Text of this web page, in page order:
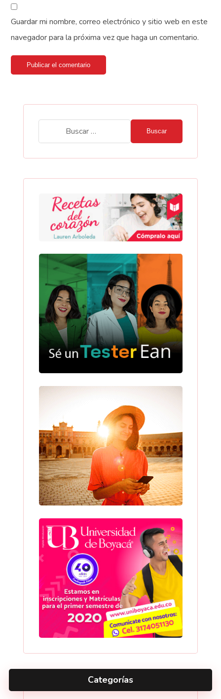
Guardar mi nombre, correo electrónico y sitio web en este
navegador para la próxima vez que haga un comentario.
Publicar el comentario
Buscar
Categorías